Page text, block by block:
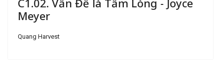
C1.02. Vấn Đề là Tấm Lòng - Joyce
Meyer
Quang Harvest